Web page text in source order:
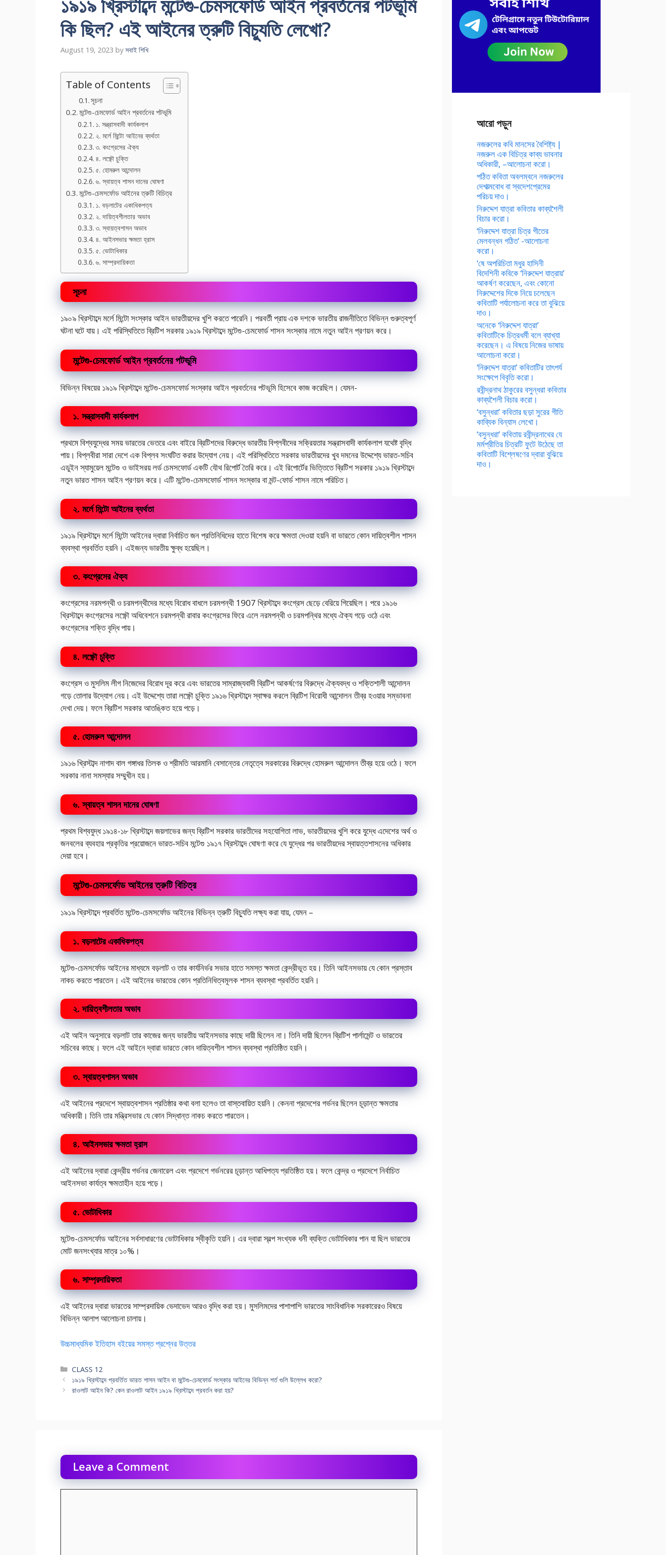
কি ছিল? এই আইনের ত্রুটি বিচ্যুতি লেখো?
August 19, 2023 by সবাই শিখি
Table of Contents
সূচনা
মন্টেগু-চেমফোর্ড আইন প্রবর্তনের পটভূমি
১. সন্ত্রাসবাদী কার্যকলাপ
২. মর্লে মিন্টো আইনের ব্যর্থতা
৩. কংগ্রেসের ঐক্য
৪. লক্ষ্ণৌ চুক্তি
৫. হোমরুল আন্দোলন
৬. স্বায়ত্ব শাসন দানের ঘোষণা
মন্টেগু-চেমসর্ফোড আইনের ত্রুটি বিচিত্র
১. বড়লাটের একাধিকপত্য
২. দায়িত্বশীলতার অভাব
৩. স্বায়ত্বশাসন অভাব
৪. আইনসভার ক্ষমতা হ্রাস
৫. ভোটাধিকার
৬. সাম্প্রদায়িকতা
সূচনা
১৯০৯ খ্রিস্টাব্দে মর্লে মিন্টো সংস্কার আইন ভারতীয়দের খুশি করতে পারেনি। পরবর্তী প্রায় এক দশকে ভারতীয় রাজনীতিতে বিভিন্ন গুরুত্বপূর্ণ
ঘটনা ঘটে যায়। এই পরিস্থিতিতে ব্রিটিশ সরকার ১৯১৯ খ্রিস্টাব্দে মন্টেগু-চেমফোর্ড শাসন সংস্কার নামে নতুন আইন প্রণয়ন করে।
মন্টেগু-চেমফোর্ড আইন প্রবর্তনের পটভূমি
বিভিন্ন বিষয়ের ১৯১৯ খ্রিস্টাব্দে মন্টেগু-চেমসফোর্ড সংস্কার আইন প্রবর্তনের পটভূমি হিসেবে কাজ করেছিল। যেমন-
১. সন্ত্রাসবাদী কার্যকলাপ
প্রথমে বিশ্বযুদ্ধের সময় ভারতের ভেতরে এবং বাইরে ব্রিটিশদের বিরুদ্ধে ভারতীয় বিপ্লবীদের সক্রিয়তার সন্ত্রাসবাদী কার্যকলাপ যথেষ্ট বৃদ্ধি
পায়। বিপ্লবীরা সারা দেশে এক বিপ্লব সংঘটিত করার উদ্যোগ নেয়। এই পরিস্থিতিতে সরকার ভারতীয়দের খুব দমনের উদ্দেশ্যে ভারত-সচিব
এডুইন স্যামুয়েল মন্টেগু ও ভাইসরয় লর্ড চেমসফোর্ড একটি যৌথ রিপোর্ট তৈরি করে। এই রিপোর্টের ভিত্তিতে ব্রিটিশ সরকার ১৯১৯ খ্রিস্টাব্দে
নতুন ভারত শাসন আইন প্রণয়ন করে। এটি মন্টেগু-চেমসফোর্ড শাসন সংস্কার বা মন্ট-ফোর্ড শাসন নামে পরিচিত।
২. মর্লে মিন্টো আইনের ব্যর্থতা
১৯১৯ খ্রিস্টাব্দে মর্লে মিন্টো আইনের দ্বারা নির্বাচিত জন প্রতিনিধিদের হাতে বিশেষ করে ক্ষমতা দেওয়া হয়নি বা ভারতে কোন দায়িত্বশীল শাসন
ব্যবস্থা প্রবর্তিত হয়নি। এইজন্য ভারতীয় ক্ষুব্ধ হয়েছিল।
৩. কংগ্রেসের ঐক্য
কংগ্রেসের নরমপন্থী ও চরমপন্থীদের মধ্যে বিরোধ বাধলে চরমপন্থী 1907 খ্রিস্টাব্দে কংগ্রেস ছেড়ে বেরিয়ে গিয়েছিল। পরে ১৯১৬
খ্রিস্টাব্দে কংগ্রেসের লক্ষ্ণৌ অধিবেশনে চরমপন্থী রাবার কংগ্রেসের ফিরে এলে নরমপন্থী ও চরমপন্থির মধ্যে ঐক্য গড়ে ওঠে এবং
কংগ্রেসের শক্তি বৃদ্ধি পায়।
৪. লক্ষ্ণৌ চুক্তি
কংগ্রেস ও মুসলিম লীগ নিজেদের বিরোধ দূর করে এবং ভারতের সাম্রাজ্যবাদী ব্রিটিশ আকর্ষণের বিরুদ্ধে ঐক্যবদ্ধ ও শক্তিশালী আন্দোলন
গড়ে তোলার উদ্যোগ নেয়। এই উদ্দেশ্যে তারা লক্ষ্ণৌ চুক্তি ১৯১৬ খ্রিস্টাব্দে স্বাক্ষর করলে ব্রিটিশ বিরোধী আন্দোলন তীব্র হওয়ার সম্ভাবনা
দেখা দেয়। ফলে ব্রিটিশ সরকার আতঙ্কিত হয়ে পড়ে।
৫. হোমরুল আন্দোলন
১৯১৬ খ্রিস্টাব্দ নাগাদ বাল গঙ্গাধর তিলক ও শ্রীমতি আরমানি বেসান্তের নেতৃত্বে সরকারের বিরুদ্ধে হোমরুল আন্দোলন তীব্র হয়ে ওঠে। ফলে
সরকার নানা সমস্যার সম্মুখীন হয়।
৬. স্বায়ত্ব শাসন দানের ঘোষণা
প্রথম বিশ্বযুদ্ধ ১৯১৪-১৮ খ্রিস্টাব্দে জয়লাভের জন্য ব্রিটিশ সরকার ভারতীদের সহযোগিতা লাভ, ভারতীয়দের খুশি করে যুদ্ধে এদেশের অর্থ ও
জনবলের ব্যবহার প্রকৃতির প্রয়োজনে ভারত-সচিব মন্টেগু ১৯১৭ খ্রিস্টাব্দে ঘোষণা করে যে যুদ্ধের পর ভারতীয়দের স্বায়ত্তশাসনের অধিকার
দেয়া হবে।
মন্টেগু-চেমসর্ফোড আইনের ত্রুটি বিচিত্র
১৯১৯ খ্রিস্টাব্দে প্রবর্তিত মন্টেগু-চেমসর্ফোড আইনের বিভিন্ন ত্রুটি বিচ্যুতি লক্ষ্য করা যায়, যেমন –
১. বড়লাটের একাধিকপত্য
মন্টেগু-চেমসর্ফোড আইনের মাধ্যমে বড়লাট ও তার কার্যনির্ভর সভার হাতে সমস্ত ক্ষমতা কেন্দ্রীভূত হয়। তিনি আইনসভায় যে কোন প্রস্তাব
নাকচ করতে পারতেন। এই আইনের ভারতের কোন প্রতিনিধিত্বমূলক শাসন ব্যবস্থা প্রবর্তিত হয়নি।
২. দায়িত্বশীলতার অভাব
এই আইন অনুসারে বড়লাট তার কাজের জন্য ভারতীয় আইনসভার কাছে দায়ী ছিলেন না। তিনি দায়ী ছিলেন ব্রিটিশ পার্লামেন্ট ও ভারতের
সচিবের কাছে। ফলে এই আইনে দ্বারা ভারতে কোন দায়িত্বশীল শাসন ব্যবস্থা প্রতিষ্ঠিত হয়নি।
৩. স্বায়ত্বশাসন অভাব
এই আইনের প্রদেশে স্বায়ত্বশাসন প্রতিষ্ঠার কথা বলা হলেও তা বাস্তবায়িত হয়নি। কেননা প্রদেশের গর্ভনর ছিলেন চূড়ান্ত ক্ষমতার
অধিকারী। তিনি তার মন্ত্রিসভার যে কোন সিদ্ধান্ত নাকচ করতে পারতেন।
৪. আইনসভার ক্ষমতা হ্রাস
এই আইনের দ্বারা কেন্দ্রীয় গর্ভনর জেনারেল এবং প্রদেশে গর্ভনরের চূড়ান্ত আধিপত্য প্রতিষ্ঠিত হয়। ফলে কেন্দ্র ও প্রদেশে নির্বাচিত
আইনসভা কার্যত্ব ক্ষমতাহীন হয়ে পড়ে।
৫. ভোটাধিকার
মন্টেগু-চেমসর্ফোড আইনের সর্বসাধারণের ভোটাধিকার স্বীকৃতি হয়নি। এর দ্বারা স্বল্প সংখ্যক ধনী ব্যক্তি ভোটাধিকার পান যা ছিল ভারতের
মোট জনসংখ্যার মাত্র ১০%।
৬. সাম্প্রদায়িকতা
এই আইনের দ্বারা ভারতের সাম্প্রদায়িক ভেদাভেদ আরও বৃদ্ধি করা হয়। মুসলিমদের পাশাপাশি ভারতের সাংবিধানিক সরকারেরও বিষয়ে
বিভিন্ন আলাপ আলোচনা চালায়।
উচ্চমাধ্যমিক ইতিহাস বইয়ের সমস্ত প্রশ্নের উত্তর
Categories
CLASS 12
১৯১৯ খ্রিস্টাব্দে প্রবর্তিত ভারত শাসন আইন বা মন্টেগু-চেমফোর্ড সংস্কার আইনের বিভিন্ন শর্ত গুলি উল্লেখ করো?
রাওলাট আইন কি? কেন রাওলাট আইন ১৯১৯ খ্রিস্টাব্দে প্রবর্তন করা হয়?
Leave a Comment
আরো পড়ুন
নজরুলের কবি মানসের বৈশিষ্ট্য |
নজরুল এক বিচিত্র কাব্য ভাবনার
অধিকারী, –আলোচনা করো।
পঠিত কবিতা অবলম্বনে নজরুলের
দেশাত্মবোধ বা স্বদেশপ্রেমের
পরিচয় দাও।
নিরুদ্দেশ যাত্রা কবিতার কাব্যশৈলী
বিচার করো।
‘নিরুদ্দেশ যাত্রা চিত্র গীতের
মেলবন্ধন গঠিত’ -আলোচনা
করো।
‘ষে অপরিচিতা মধুর হাসিনী
বিদেশিনী কবিকে ‘নিরুদ্দেশ যাত্রায়’
আকর্ষণ করেছেন, এবং কোনো
নিরুদ্দেশের দিকে নিয়ে চলেছেন
কবিতাটি পর্যালোচনা করে তা বুঝিয়ে
দাও।
অনেকে ‘নিরুদ্দেশ যাত্রা’
কবিতাটিকে চিত্রধর্মী বলে ব্যাখ্যা
করেছেন। এ বিষয়ে নিজের ভাষায়
আলোচনা করো।
‘নিরুদ্দেশ যাত্রা’ কবিতাটির তাৎপর্য
সংক্ষেপে বিবৃতি করো।
রবীন্দ্রনাথ ঠাকুরের বসুন্ধরা কবিতার
কাব্যশৈলী বিচার করো।
‘বসুন্ধরা’ কবিতার ছড়া সুরের গীতি
কাব্যিক বিন্যাস লেখো।
‘বসুন্ধরা’ কবিতায় রবীন্দ্রনাথের যে
মর্মপ্রীতির চিত্রটি ফুটে উঠেছে তা
কবিতাটি বিশ্লেষণের দ্বারা বুঝিয়ে
দাও।